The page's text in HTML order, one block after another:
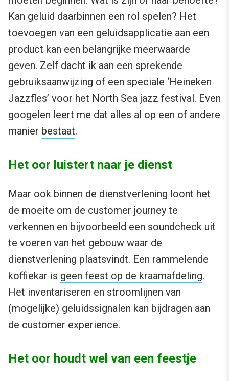
Kan geluid daarbinnen een rol spelen? Het
toevoegen van een geluidsapplicatie aan een
product kan een belangrijke meerwaarde
geven. Zelf dacht ik aan een sprekende
gebruiksaanwijzing of een speciale ‘Heineken
Jazzfles’ voor het North Sea jazz festival. Even
googelen leert me dat alles al op een of andere
manier bestaat.
Het oor luistert naar je dienst
Maar ook binnen de dienstverlening loont het
de moeite om de customer journey te
verkennen en bijvoorbeeld een soundcheck uit
te voeren van het gebouw waar de
dienstverlening plaatsvindt. Een rammelende
koffiekar is geen feest op de kraamafdeling.
Het inventariseren en stroomlijnen van
(mogelijke) geluidssignalen kan bijdragen aan
de customer experience.
Het oor houdt wel van een feestje